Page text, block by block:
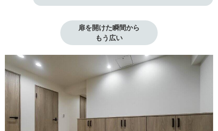
扉を開けた瞬間から
もう広い